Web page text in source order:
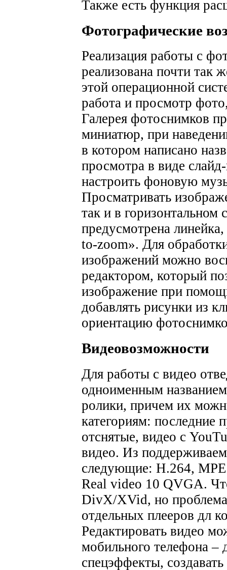
Также есть функция
Фотографические
Реализация работы с
реализована почти так
этой операционной
работа и просмотр
Галерея фотоснимков
миниатюр, при
в котором написано
просмотра в виде
настроить фоновую
Просматривать
так и в горизонтальном
предусмотрена
to-zoom». Для
изображений можно
редактором, который
изображение при
добавлять рисунки из
ориентацию
Видеовозможности
Для работы с видео
одноименным
ролики, причем их
категориям: последние
отснятые, видео с
видео. Из
следующие: H.264,
Real video 10 QVGA.
DivX/XVid, но
отдельных плееров дл
Редактировать видео
мобильного телефона –
спецэффекты,